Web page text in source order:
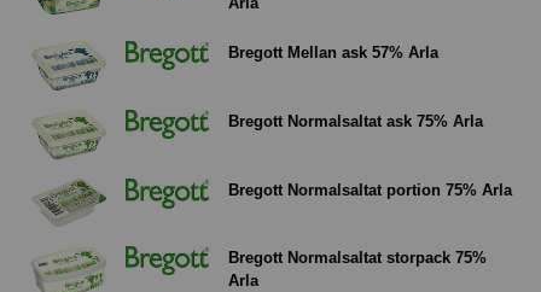
Bregott Mellan ask 57% Arla
Bregott Normalsaltat ask 75% Arla
Bregott Normalsaltat portion 75% Arla
Bregott Normalsaltat storpack 75%
Arla